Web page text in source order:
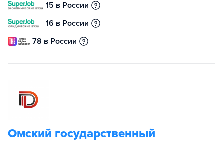
15 в России
16 в России
78 в России
Омский государственный